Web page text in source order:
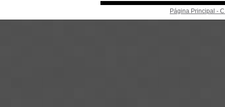
Página Principal -